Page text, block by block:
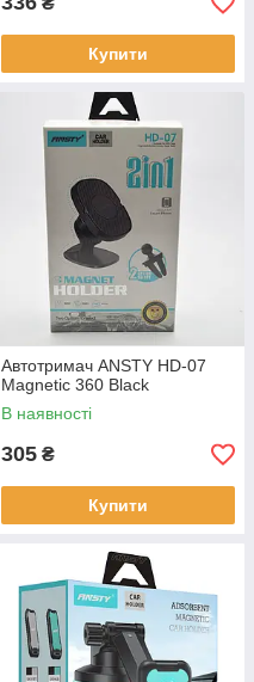
Купити
Автотримач ANSTY HD-07
Magnetic 360 Black
В наявності
305 ₴
Купити